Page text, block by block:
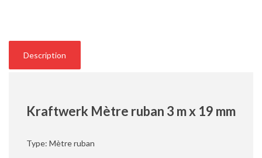
Description
Kraftwerk Mètre ruban 3 m x 19 mm
Type: Mètre ruban